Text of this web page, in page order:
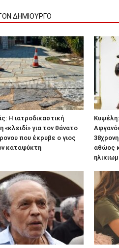
ΔΗΜΙΟΥΡΓΟ
Η ιατροδικαστική
«κλειδί» για τον θάνατο
που έκρυβε ο γιος
καταψύκτη
αθώος